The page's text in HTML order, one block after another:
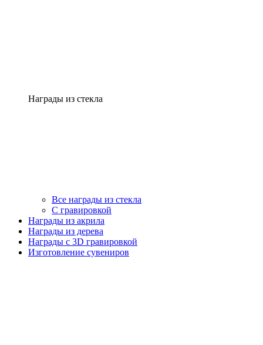
Награды из стекла
Все награды из стекла
С гравировкой
Награды из акрила
Награды из дерева
Награды с 3D гравировкой
Изготовление сувениров